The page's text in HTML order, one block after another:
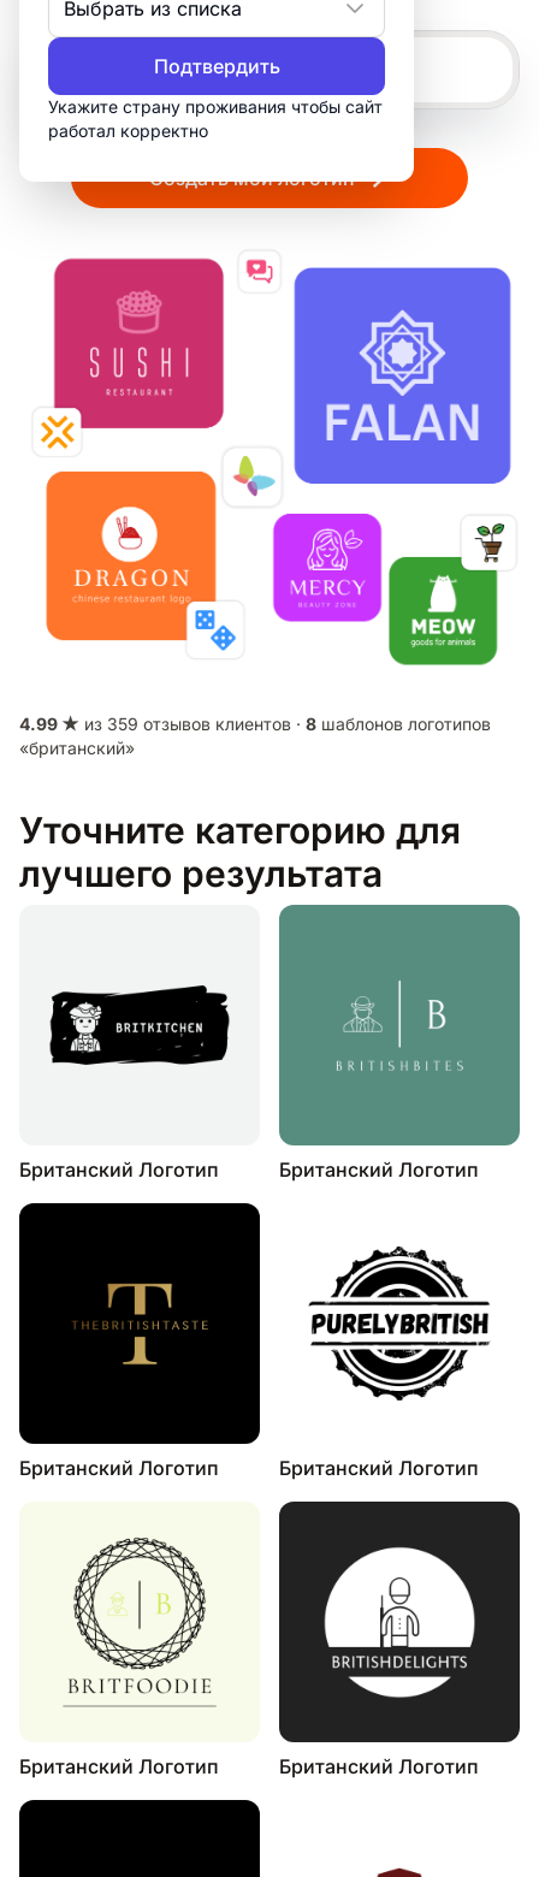
Выбрать из списка
Подтвердить
Укажите страну проживания чтобы сайт
работал корректно
Создать мой логотип
4.99 ★ из 359 отзывов клиентов · 8 шаблонов логотипов
«британский»
Уточните категорию для
лучшего результата
Британский Логотип Британский Логотип
Британский Логотип Британский Логотип
Британский Логотип Британский Логотип